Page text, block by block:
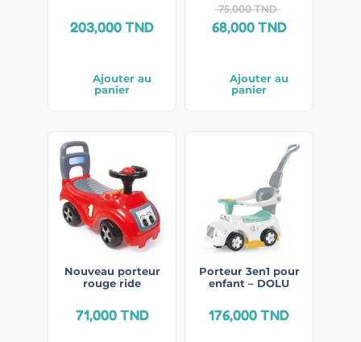
203,000TND
Ajouter au
panier
75,000TND
68,000TND
Ajouter au
panier
Nouveau porteur
rouge ride
71,000TND
Porteur 3en1 pour
enfant – DOLU
176,000TND